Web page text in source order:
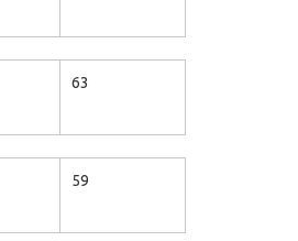
63
59